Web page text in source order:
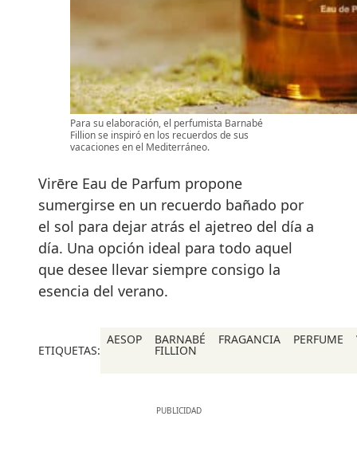
Para su elaboración, el perfumista Barnabé
Fillion se inspiró en los recuerdos de sus
vacaciones en el Mediterráneo.
Virēre Eau de Parfum propone
sumergirse en un recuerdo bañado por
el sol para dejar atrás el ajetreo del día a
día. Una opción ideal para todo aquel
que desee llevar siempre consigo la
esencia del verano.
ETIQUETAS:
AESOP BARNABÉ
FILLION
FRAGANCIA PERFUME